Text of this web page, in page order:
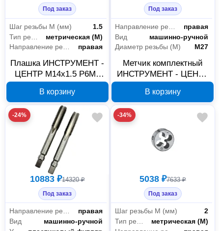
Под заказ
Шаг резьбы М (мм)
1.5
метрическая (М)
Направление резьбы
правая
Плашка ИНСТРУМЕНТ -
ЦЕНТР М14x1.5 Р6М5
В корзину
Под заказ
правая
Вид
машинно-ручной
Диаметр резьбы (М)
М27
Метчик комплектный
ИНСТРУМЕНТ - ЦЕНТР
шт
В корзину
-24%
10883 ₽14320 ₽
Под заказ
Направление резьбы
правая
Вид
машинно-ручной
-34%
5038 ₽7633 ₽
Под заказ
Шаг резьбы М (мм)
2
Тип резьбы
метрическая (М)